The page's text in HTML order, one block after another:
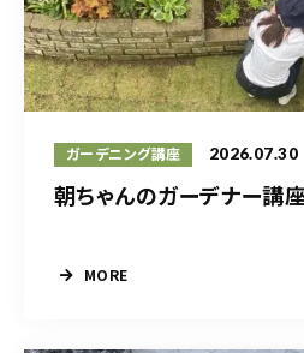
ガーデニング講座 2026.07.30
朝ちゃんのガーデナー講
MORE